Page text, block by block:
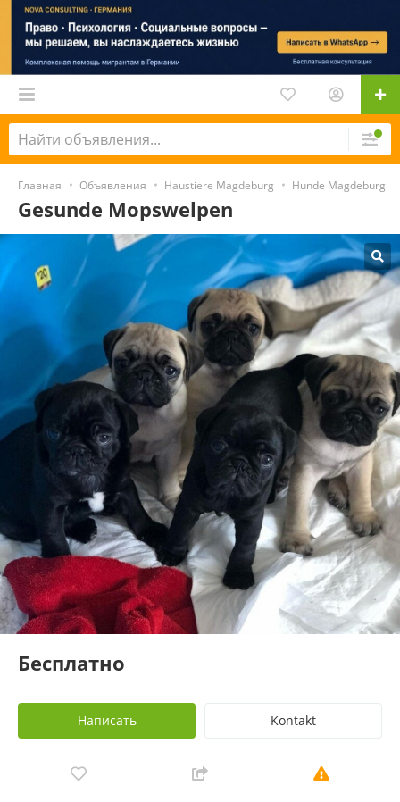
Главная Объявления Haustiere Magdeburg Hunde Magdeburg
Gesunde Mopswelpen
Бесплатно
Написать Kontakt